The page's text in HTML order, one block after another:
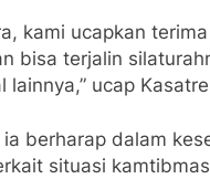
kami ucapkan
bisa terjalin
ucap
berharap dalam
situasi